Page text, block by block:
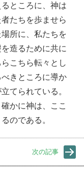
ところに、神は
たちを歩ませら
所に、私たちを
造るために共に
こちら転々とし
きところに導か
てられている。
かに神は、ここ
のである。
次の記事